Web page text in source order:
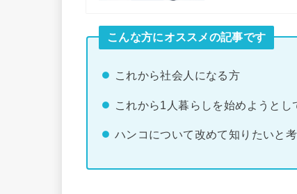
こんな方にオススメの記事です
これから社会人になる方
これから1人暮らしを始めようとし
ハンコについて改めて知りたいと